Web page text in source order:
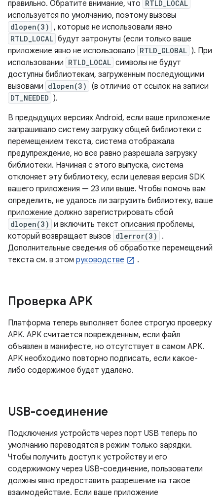
правильно. Обратите внимание, что RTLD_LOCAL
используется по умолчанию, поэтому вызовы
dlopen(3) , которые не использовали явно
RTLD_LOCAL будут затронуты (если только ваше
приложение явно не использовало RTLD_GLOBAL ). При
использовании RTLD_LOCAL символы не будут
доступны библиотекам, загруженным последующими
вызовами dlopen(3) (в отличие от ссылок на записи
DT_NEEDED ).
В предыдущих версиях Android, если ваше приложение
запрашивало систему загрузку общей библиотеки с
перемещением текста, система отображала
предупреждение, но все равно разрешала загрузку
библиотеки. Начиная с этого выпуска, система
отклоняет эту библиотеку, если целевая версия SDK
вашего приложения — 23 или выше. Чтобы помочь вам
определить, не удалось ли загрузить библиотеку, ваше
приложение должно зарегистрировать сбой
dlopen(3) и включить текст описания проблемы,
который возвращает вызов dlerror(3)
.
Дополнительные сведения об обработке перемещений
текста см. в этом руководстве .
Проверка APK
Платформа теперь выполняет более строгую проверку
APK. APK считается поврежденным, если файл
объявлен в манифесте, но отсутствует в самом APK.
APK необходимо повторно подписать, если какое-
либо содержимое будет удалено.
USB-соединение
Подключения устройств через порт USB теперь по
умолчанию переводятся в режим только зарядки.
Чтобы получить доступ к устройству и его
содержимому через USB-соединение, пользователи
должны явно предоставить разрешение на такое
взаимодействие. Если ваше приложение